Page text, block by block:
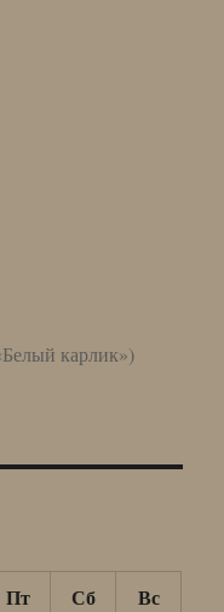
карлик»)
Пт Сб
Вс